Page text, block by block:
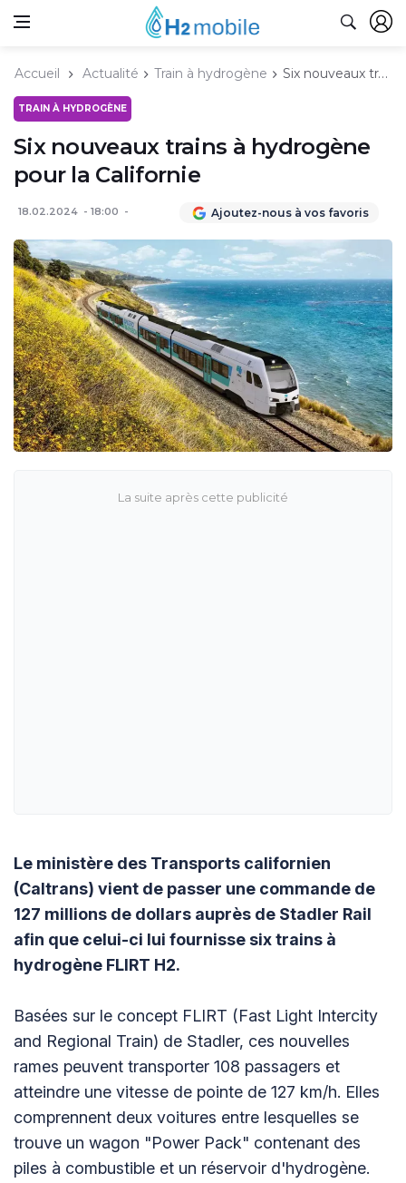
Accueil Actualité Train à hydrogène Six nouveaux trains à hydrogène pour la Californie
TRAIN À HYDROGÈNE
Six nouveaux trains à hydrogène
pour la Californie
18.02.2024 18:00 Ajoutez-nous à vos favoris
Le ministère des Transports californien
(Caltrans) vient de passer une commande de
127 millions de dollars auprès de Stadler Rail
afin que celui-ci lui fournisse six trains à
hydrogène FLIRT H2.
Basées sur le concept FLIRT (Fast Light Intercity
and Regional Train) de Stadler, ces nouvelles
rames peuvent transporter 108 passagers et
atteindre une vitesse de pointe de 127 km/h. Elles
comprennent deux voitures entre lesquelles se
trouve un wagon "Power Pack" contenant des
piles à combustible et un réservoir d'hydrogène.